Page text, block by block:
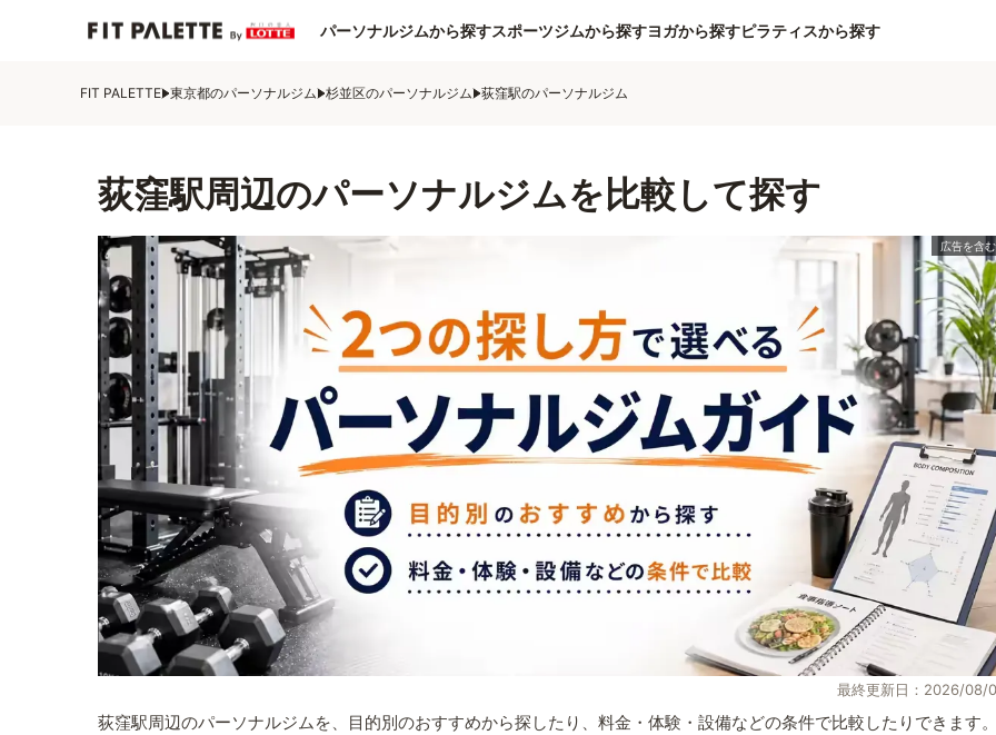
パーソナルジムから探すスポーツジムから探すヨガから探すピラティスから探す
FIT PALETTE 東京都のパーソナルジム 杉並区のパーソナルジム 荻窪駅のパーソナルジム
荻窪駅周辺のパーソナルジムを比較して探す
最終更新日：2026/08/
荻窪駅周辺のパーソナルジムを、目的別のおすすめから探したり、料金・体験・設備などの条件で比較したりできます